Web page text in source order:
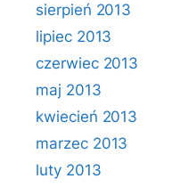
sierpień 2013
lipiec 2013
czerwiec 2013
maj 2013
kwiecień 2013
marzec 2013
luty 2013